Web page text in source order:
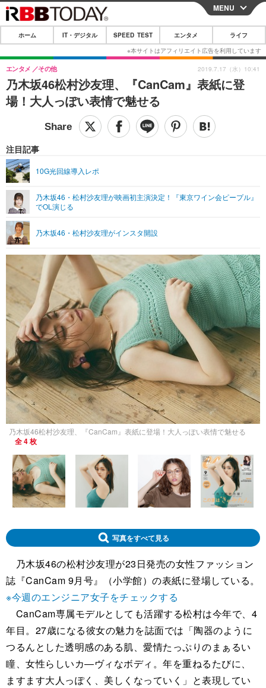
CLOSE
ホーム
IT・デジタル
IT・デジタルTOP スマートフォン
ショッピング その他
SPEED TEST
エンタメTOP 映画・ドラマ
グラビア
ショッピング
ライフTOP
その他
リリース一覧
プッシュ通知の停止方法
MENU
ホーム IT・デジタル SPEED TEST エンタメ ライフ
乃木坂46松村沙友理、『CanCam』表紙に登
場！大人っぽい表情で魅せる
エンタメ その他
注目記事
10G光回線導入レポ
乃木坂46・松村沙友理が映画初主演決定！『東京ワイン会ピープル』
でOL演じる
乃木坂46・松村沙友理がインスタ開設
2019.7.17（水）10:41
乃木坂46松村沙友理、『CanCam』表紙に登場！大人っぽい表情で魅せる
全 4 枚
写真をすべて見る
乃木坂46の松村沙友理が23日発売の女性ファッション
誌『CanCam 9月号』（小学館）の表紙に登場している。
※今週のエンジニア女子をチェックする
CanCam専属モデルとしても活躍する松村は今年で、4
年目。27歳になる彼女の魅力を誌面では「陶器のように
つるんとした透明感のある肌、愛情たっぷりのまぁるい
瞳、女性らしいカ―ヴィなボディ。年を重ねるたびに、
ますます大人っぽく、美しくなっていく」と表現してい